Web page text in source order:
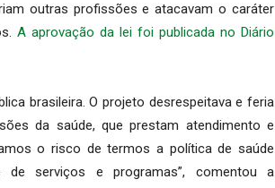
outras profissões e atacavam o caráter
A aprovação da lei foi publicada no Diário
brasileira. O projeto desrespeitava e feria
da saúde, que prestam atendimento e
o risco de termos a política de saúde
de serviços e programas”, comentou a